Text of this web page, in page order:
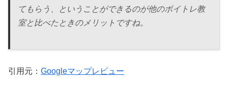
てもらう、ということができるのが他のボイトレ教
室と比べたときのメリットですね。
引用元： Googleマップレビュー